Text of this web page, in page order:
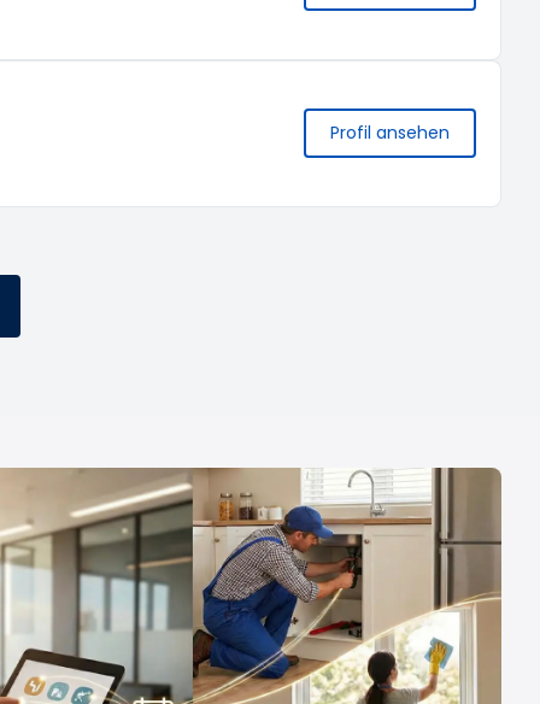
Profil ansehen